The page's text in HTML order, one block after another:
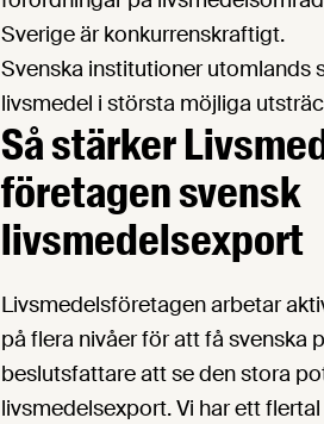
Sverige är konkurrenskraftigt.
Svenska institutioner utomlands
livsmedel i största möjliga
Så stärker
företagen svensk
livsmedelsexport
Livsmedelsföretagen arbetar
på flera nivåer för att få svenska
beslutsfattare att se den stora
livsmedelsexport. Vi har ett